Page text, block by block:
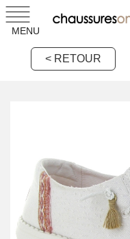
MENU
< RETOUR